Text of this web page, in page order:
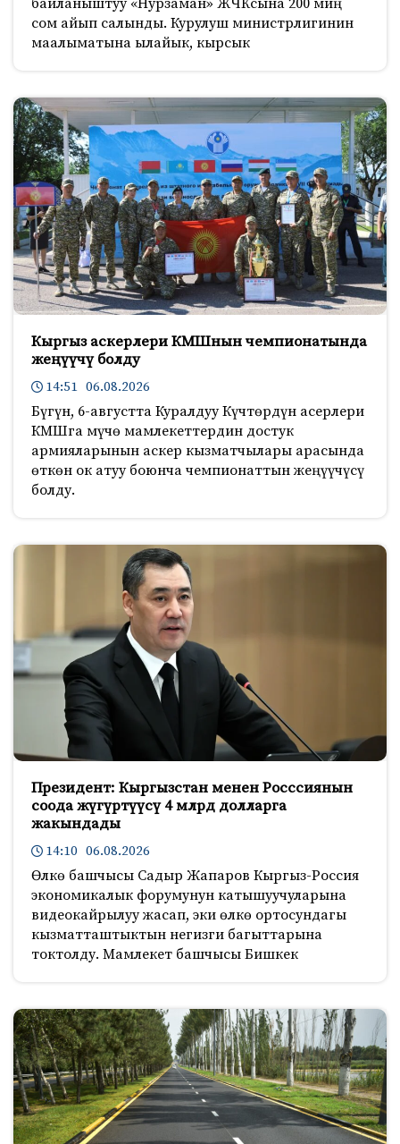
байланыштуу «Нурзаман» ЖЧКсына 200 миң
сом айып салынды. Курулуш министрлигинин
маалыматына ылайык, кырсык
Кыргыз аскерлери КМШнын чемпионатында
жеңүүчү болду
14:51 06.08.2026
Бүгүн, 6-августта Куралдуу Күчтөрдүн асерлери
КМШга мүчө мамлекеттердин достук
армияларынын аскер кызматчылары арасында
өткөн ок атуу боюнча чемпионаттын жеңүүчүсү
болду.
Президент: Кыргызстан менен Росссиянын
соода жүгүртүүсү 4 млрд долларга
жакындады
14:10 06.08.2026
Өлкө башчысы Садыр Жапаров Кыргыз-Россия
экономикалык форумунун катышуучуларына
видеокайрылуу жасап, эки өлкө ортосундагы
кызматташтыктын негизги багыттарына
токтолду. Мамлекет башчысы Бишкек